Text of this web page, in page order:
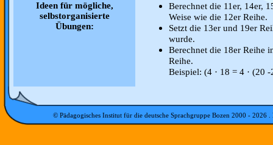
Ideen für mögliche,
selbstorganisierte
Übungen:
Berechnet die 11er, 14er,
Weise wie die 12er Reihe.
Setzt die 13er und 19er
wurde.
Berechnet die 18er Reihe
Reihe.
Beispiel: (4 · 18 = 4 · (20
© Pädagogisches Institut für die deutsche Sprachgruppe Bozen 2000 - 2026